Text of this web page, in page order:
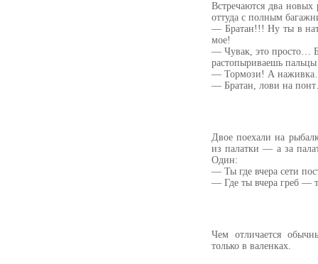
Встречаются два
оттуда с полным
— Братан!!! Hу ты в
мое!
— Чувак, это просто…
растопыриваешь
— Тормози! А
— Братан, лови на
Двое поехали на
из палатки — а за
Один:
— Ты где вчера сети
— Где ты вчера греб —
Чем отличается
только в валенках.